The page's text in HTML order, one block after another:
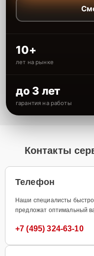
10+
лет на рынке
до 3 лет
гарантия на работы
Контакты
Телефон
Наши специалисты быстро
предложат оптимальный
+7 (495) 324-63-10